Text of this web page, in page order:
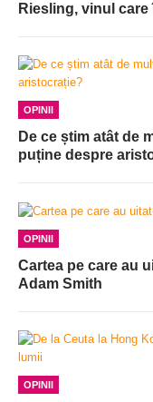
Riesling, vinul
OPINII
De ce știm atât de
puține despre
OPINII
Cartea pe care au
Adam Smith
OPINII